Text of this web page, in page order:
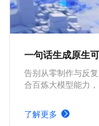
一句话生成原生
告别从零制作与反
合百炼大模型能力
示文稿，开箱即用
PPT。
了解更多